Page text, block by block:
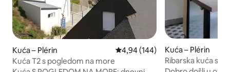
Kuća – Plérin Prosječna ocjena: 4,94/5,
4,94 (144)
Kuća T2 s pogledom na more
Kuća – Plérin
Ribarska kuća s